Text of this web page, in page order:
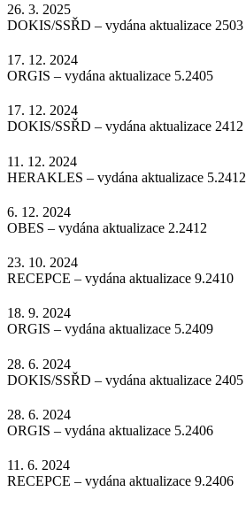
26. 3. 2025
DOKIS/SSŘD – vydána aktualizace 2503
17. 12. 2024
ORGIS – vydána aktualizace 5.2405
17. 12. 2024
DOKIS/SSŘD – vydána aktualizace 2412
11. 12. 2024
HERAKLES – vydána aktualizace 5.2412
6. 12. 2024
OBES – vydána aktualizace 2.2412
23. 10. 2024
RECEPCE – vydána aktualizace 9.2410
18. 9. 2024
ORGIS – vydána aktualizace 5.2409
28. 6. 2024
DOKIS/SSŘD – vydána aktualizace 2405
28. 6. 2024
ORGIS – vydána aktualizace 5.2406
11. 6. 2024
RECEPCE – vydána aktualizace 9.2406